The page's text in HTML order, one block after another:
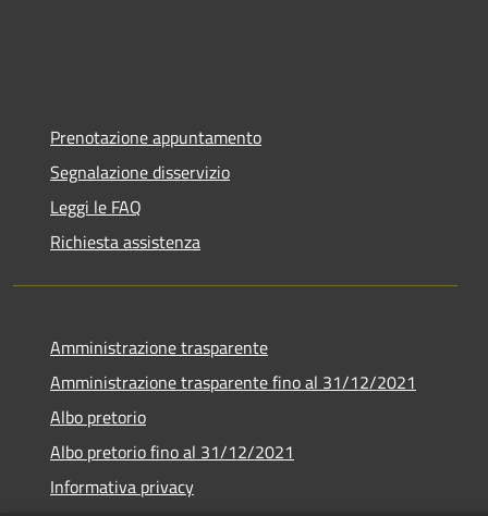
Prenotazione appuntamento
Segnalazione disservizio
Leggi le FAQ
Richiesta assistenza
Amministrazione trasparente
Amministrazione trasparente fino al 31/12/2021
Albo pretorio
Albo pretorio fino al 31/12/2021
Informativa privacy